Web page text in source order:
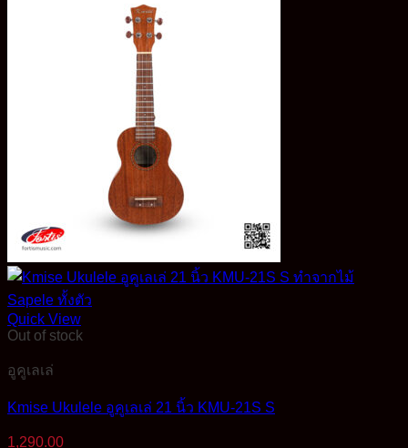
Quick View
Out of stock
อูคูเลเล่
Kmise Ukulele อูคูเลเล่ 21 นิ้ว KMU-21S S
1,290.00